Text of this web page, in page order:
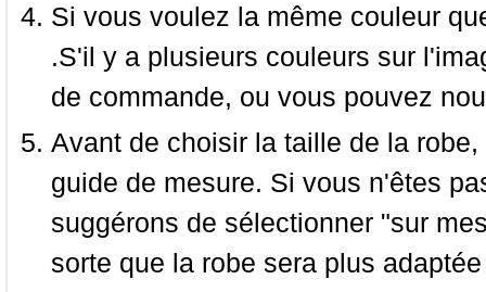
Si vous voulez la même couleur
.S'il y a plusieurs couleurs sur
de commande, ou vous pouvez
Avant de choisir la taille de la
guide de mesure. Si vous n'êtes
suggérons de sélectionner "sur
sorte que la robe sera plus